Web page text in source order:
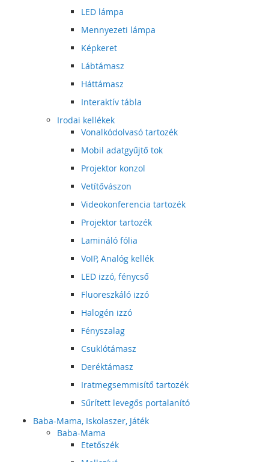
LED lámpa
Mennyezeti lámpa
Képkeret
Lábtámasz
Háttámasz
Interaktív tábla
Irodai kellékek
Vonalkódolvasó tartozék
Mobil adatgyűjtő tok
Projektor konzol
Vetítővászon
Videokonferencia tartozék
Projektor tartozék
Lamináló fólia
VoIP, Analóg kellék
LED izzó, fénycső
Fluoreszkáló izzó
Halogén izzó
Fényszalag
Csuklótámasz
Deréktámasz
Iratmegsemmisítő tartozék
Sűrített levegős portalanító
Baba-Mama, Iskolaszer, Játék
Baba-Mama
Etetőszék